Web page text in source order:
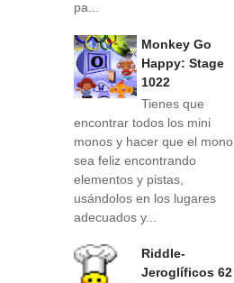
pa...
Monkey Go
Happy: Stage
1022
Tienes que
encontrar todos los mini
monos y hacer que el mono
sea feliz encontrando
elementos y pistas,
usándolos en los lugares
adecuados y...
Riddle-
Jeroglíficos 62